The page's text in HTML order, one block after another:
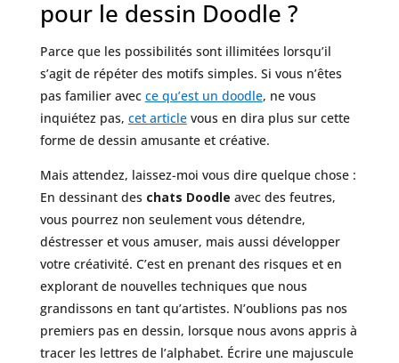
pour le dessin Doodle ?
Parce que les possibilités sont illimitées lorsqu’il
s’agit de répéter des motifs simples. Si vous n’êtes
pas familier avec ce qu’est un doodle, ne vous
inquiétez pas, cet articlevous en dira plus sur cette
forme de dessin amusante et créative.
Mais attendez, laissez-moi vous dire quelque chose :
En dessinant des chats Doodle avec des feutres,
vous pourrez non seulement vous détendre,
déstresser et vous amuser, mais aussi développer
votre créativité. C’est en prenant des risques et en
explorant de nouvelles techniques que nous
grandissons en tant qu’artistes. N’oublions pas nos
premiers pas en dessin, lorsque nous avons appris à
tracer les lettres de l’alphabet. Écrire une majuscule